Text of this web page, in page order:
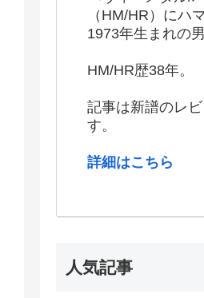
（HM/HR）にハ
1973年生まれの
HM/HR歴38年。
記事は新譜のレ
す。
詳細はこちら
人気記事